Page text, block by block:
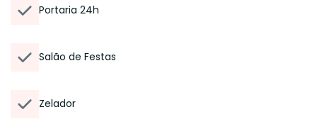
Portaria 24h
Salão de Festas
Zelador